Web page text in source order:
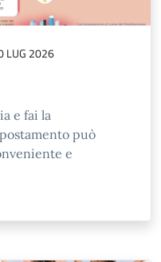
LUG 2026
e fai la
può
e